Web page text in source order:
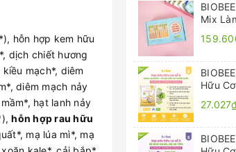
hỗn hợp kem hữu
dịch chiết hương
mạch*, diêm
diêm mạch nảy
hạt lanh nảy
hỗn hợp rau hữu
mạ lúa mì*, mạ
Mix
Hữu